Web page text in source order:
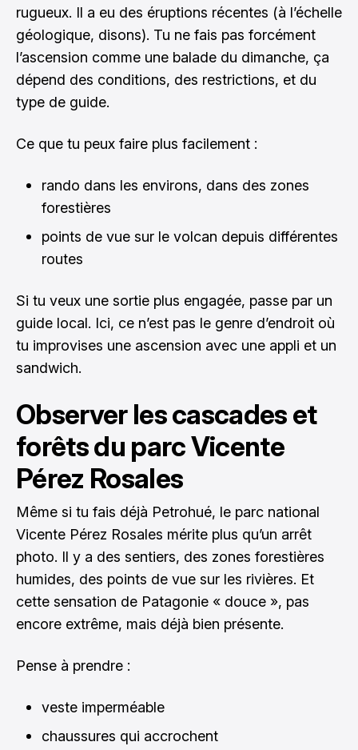
rugueux. Il a eu des éruptions récentes (à l’échelle
géologique, disons). Tu ne fais pas forcément
l’ascension comme une balade du dimanche, ça
dépend des conditions, des restrictions, et du
type de guide.
Ce que tu peux faire plus facilement :
rando dans les environs, dans des zones
forestières
points de vue sur le volcan depuis différentes
routes
Si tu veux une sortie plus engagée, passe par un
guide local. Ici, ce n’est pas le genre d’endroit où
tu improvises une ascension avec une appli et un
sandwich.
Observer les cascades et
forêts du parc Vicente
Pérez Rosales
Même si tu fais déjà Petrohué, le parc national
Vicente Pérez Rosales mérite plus qu’un arrêt
photo. Il y a des sentiers, des zones forestières
humides, des points de vue sur les rivières. Et
cette sensation de Patagonie « douce », pas
encore extrême, mais déjà bien présente.
Pense à prendre :
veste imperméable
chaussures qui accrochent